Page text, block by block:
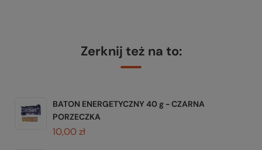
Zerknij też na to:
BATON ENERGETYCZNY 40 g - CZARNA
PORZECZKA
10,00 zł